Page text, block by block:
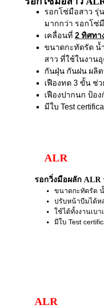
รอกโซ่มือสาว รุ่
มากกว่า รอกโซ่
เคลื่อนที่ 2 ทิศทา
ขนาดกะทัดรัด น้
สาว ที่ใช้ในงาน
กันฝุ่น กันฝน ผลิ
เฟืองทด 3 ขั้น ช่
เฟืองปากนก ป้อ
มีใบ Test
ALR
รอกวิ่งมือผลัก ALR
ขนาดกะทัดรัด
ปรับหน้าบีมได้ห
ใช้ได้ทั้งงานเบ
มีใบ Test
ALR